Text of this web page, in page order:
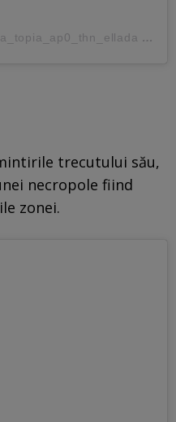
A post shared by panemorfa_topia_ap0_thn_ellada (@panemorfa_topia_ap0_thn_ellada)
trecutului său,
necropole fiind
zonei.